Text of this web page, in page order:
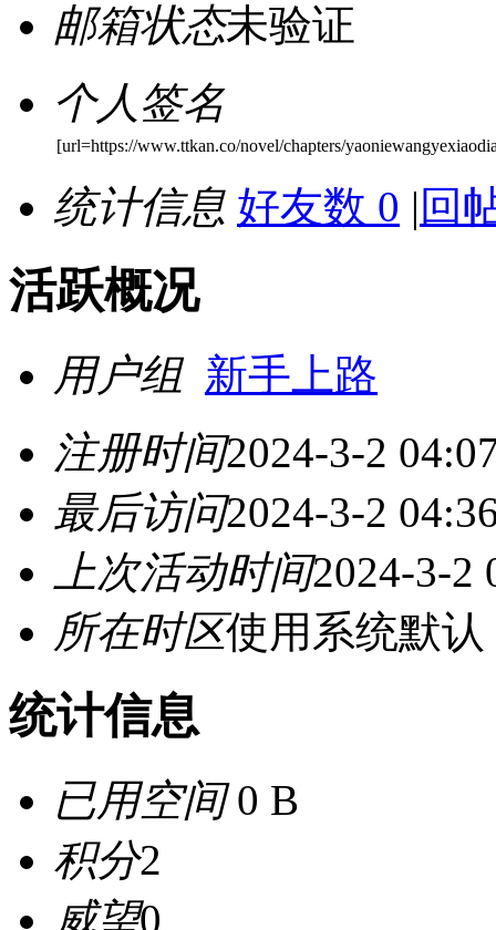
邮箱状态未验证
个人签名
[url=https://www.ttkan.co/novel/chapters/
统计信息 好友数 0 | 回
活跃概况
用户组 新手上路
注册时间2024-3-2
最后访问2024-3-2
上次活动时间2024-3-2
所在时区使用系统默认
统计信息
已用空间0 B
积分2
威望0